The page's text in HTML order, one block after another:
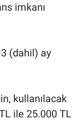
imkanı
(dahil) ay
kullanılacak
ile 25.000 TL